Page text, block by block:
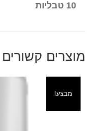
10 טבליות
מוצרים קשורים
מבצע!